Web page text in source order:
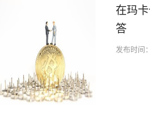
在玛
答
发布时间